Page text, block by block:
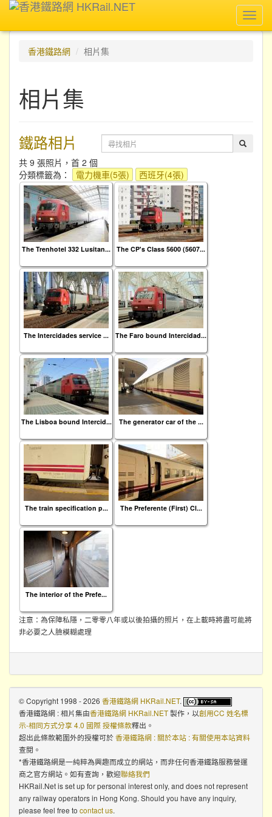
香港鐵路網
相片集
相片集
鐵路相片
共 9 張照片，首 2 個
分類標籤為：
電力機車(5張) 西班牙(4張)
The Trenhotel 332 Lusitan... The CP's Class 5600 (5607...
The Intercidades service ... The Faro bound Intercidad...
The Lisboa bound Intercid... The generator car of the ...
The train specification p... The Preferente (First) Cl...
The interior of the Prefe...
注意：為保障私隱，二零零八年或以後拍攝的照片，在上載時將盡可能將
非必要之人臉模糊處理
© Copyright 1998 - 2026 香港鐵路網 HKRail.NET.
香港鐵路網 : 相片集由香港鐵路網 HKRail.NET製作，以創用CC 姓名標
示-相同方式分享 4.0 國際 授權條款釋出。
超出此條款範圍外的授權可於香港鐵路網 : 關於本站 : 有關使用本站資料
查閱。
*香港鐵路網是一純粹為興趣而成立的網站，而非任何香港鐵路服務營運
商之官方網站。如有查詢，歡迎聯絡我們
HKRail.Net is set up for personal interest only, and does not represent
any railway operators in Hong Kong. Should you have any inquiry,
please feel free to contact us.